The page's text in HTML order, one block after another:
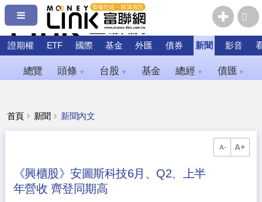
證期權 ETF 國際 基金 外匯 債券 新聞 影音
總覽 頭條 ▼ 台股 ▼ 基金 總經 ▼ 債匯 ▼
首頁 新聞 新聞內文
A- A+
《興櫃股》安圖斯科技6月、Q2、上半
年營收 齊登同期高